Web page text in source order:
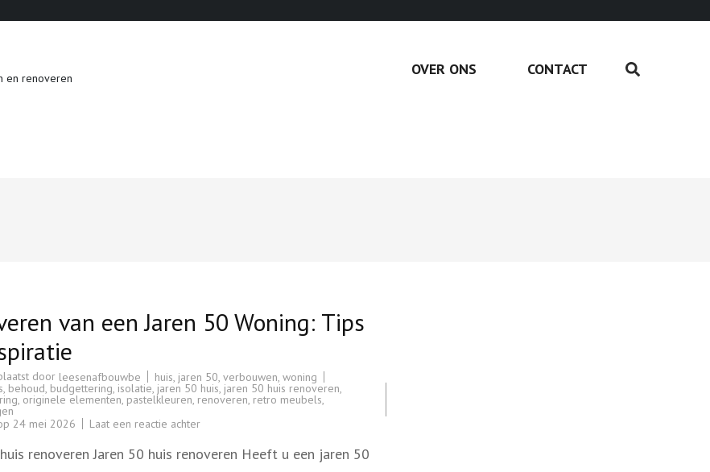
en renoveren OVER ONS CONTACT
van een Jaren 50 Woning: Tips
door leesenafbouwbe huis jaren 50 verbouwen woning
, behoud, budgettering, isolatie, jaren 50 huis, jaren 50 huis renoveren,
, originele elementen, pastelkleuren, renoveren, retro meubels,
24 mei 2026 Laat een reactie achterop
een
renoveren Jaren 50 huis renoveren Heeft u een jaren 50